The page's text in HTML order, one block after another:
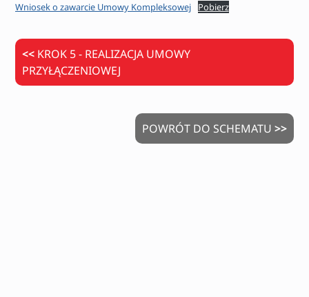
Wniosek o zawarcie Umowy Kompleksowej Pobierz
<< KROK 5 - REALIZACJA UMOWY
PRZYŁĄCZENIOWEJ
POWRÓT DO SCHEMATU >>